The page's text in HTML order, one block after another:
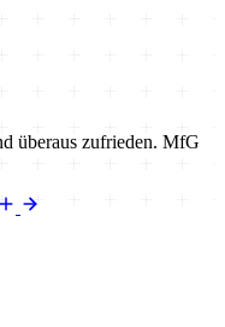
überaus zufrieden. MfG